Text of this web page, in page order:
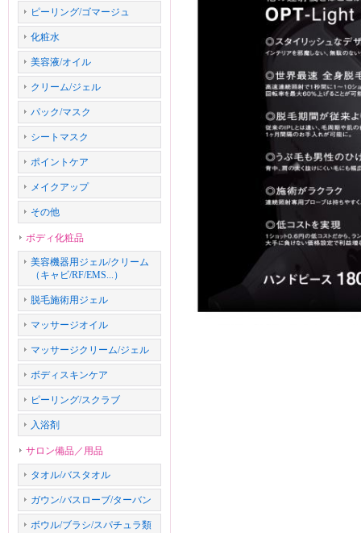
ピーリング/ゴマージュ
化粧水
美容液/オイル
クリーム/ジェル
パック/マスク
シートマスク
ポイントケア
メイクアップ
その他
ボディ化粧品
美容機器用ジェル/クリーム
（キャビ/RF/EMS...）
脱毛施術用ジェル
マッサージオイル
マッサージクリーム/ジェル
ボディスキンケア
ピーリング/スクラブ
入浴剤
サロン備品／用品
タオル/バスタオル
ガウン/バスローブ/ターバン
ボウル/ブラシ/スパチュラ類